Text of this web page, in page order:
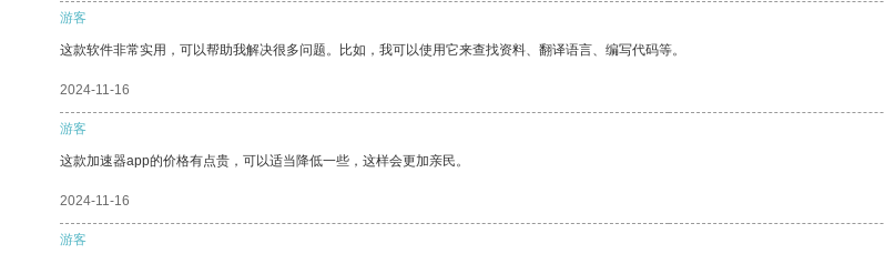
游客
这款软件非常实用，可以帮助我解决很多问题。比如，我可以使用它来查找资料、翻译语言、编写代码等。
2024-11-16
游客
这款加速器app的价格有点贵，可以适当降低一些，这样会更加亲民。
2024-11-16
游客